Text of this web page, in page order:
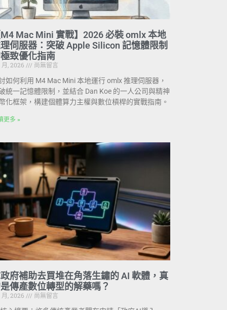
Mac Mini 實戰】2026 必裝 omlx 本地
伺服器：突破 Apple Silicon 記憶體限制
致優化指南
, 2026
尚無留言
如何利用 M4 Mac Mini 本地運行 omlx 推理伺服器，
統一記憶體限制，並結合 Dan Koe 的一人公司與精神
化框架，構建個體算力主權與數位槓桿的實戰指南。
更多 »
府補助去買堆在角落生鏽的 AI 軟體，真
傳產數位轉型的解藥嗎？
, 2026
尚無留言